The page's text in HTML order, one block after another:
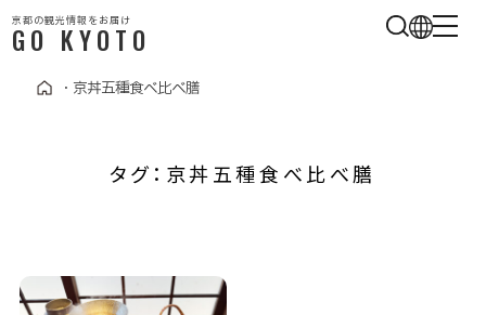
・ 京丼五種食べ比べ膳
タグ：京丼五種食べ比べ膳
京都の観光情報をお届け
GO KYOTO